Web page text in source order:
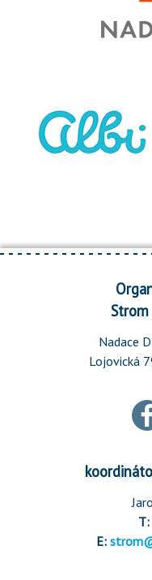
Nadace
Lojovická
T:
E: